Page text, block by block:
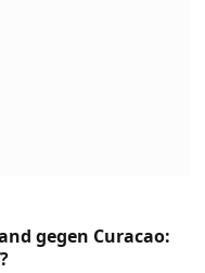
gegen Curacao: